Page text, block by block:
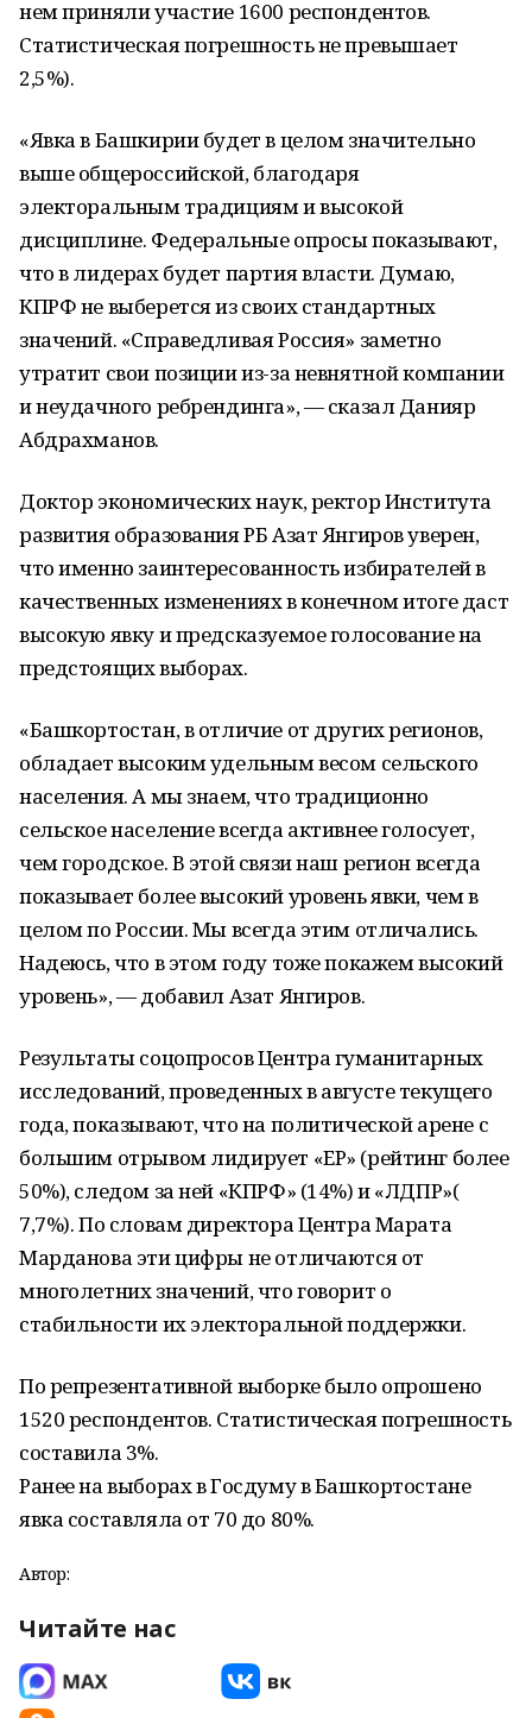
нем приняли участие 1600 респондентов.
Статистическая погрешность не превышает
2,5%).
«Явка в Башкирии будет в целом значительно
выше общероссийской, благодаря
электоральным традициям и высокой
дисциплине. Федеральные опросы показывают,
что в лидерах будет партия власти. Думаю,
КПРФ не выберется из своих стандартных
значений. «Справедливая Россия» заметно
утратит свои позиции из-за невнятной компании
и неудачного ребрендинга», — сказал Данияр
Абдрахманов.
Доктор экономических наук, ректор Института
развития образования РБ Азат Янгиров уверен,
что именно заинтересованность избирателей в
качественных изменениях в конечном итоге даст
высокую явку и предсказуемое голосование на
предстоящих выборах.
«Башкортостан, в отличие от других регионов,
обладает высоким удельным весом сельского
населения. А мы знаем, что традиционно
сельское население всегда активнее голосует,
чем городское. В этой связи наш регион всегда
показывает более высокий уровень явки, чем в
целом по России. Мы всегда этим отличались.
Надеюсь, что в этом году тоже покажем высокий
уровень», — добавил Азат Янгиров.
Результаты соцопросов Центра гуманитарных
исследований, проведенных в августе текущего
года, показывают, что на политической арене с
большим отрывом лидирует «ЕР» (рейтинг более
50%), следом за ней «КПРФ» (14%) и «ЛДПР»(
7,7%). По словам директора Центра Марата
Марданова эти цифры не отличаются от
многолетних значений, что говорит о
стабильности их электоральной поддержки.
По репрезентативной выборке было опрошено
1520 респондентов. Статистическая погрешность
составила 3%.
Ранее на выборах в Госдуму в Башкортостане
явка составляла от 70 до 80%.
Автор:
Читайте нас